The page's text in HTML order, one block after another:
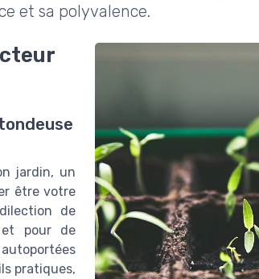
et sa polyvalence.
jardin, un
être votre
de
et pour de
pratiques,